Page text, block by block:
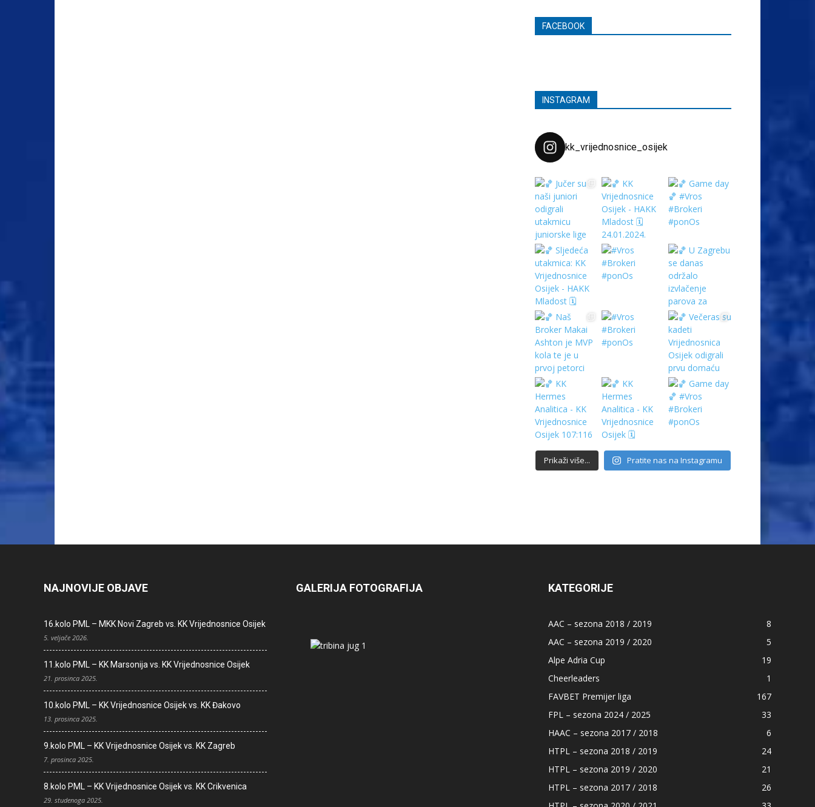
FACEBOOK
INSTAGRAM
kk_vrijednosnice_osijek
Prikaži više... Pratite nas na Instagramu
NAJNOVIJE OBJAVE
16.kolo PML – MKK Novi Zagreb vs. KK Vrijednosnice Osijek
5. veljače 2026.
11.kolo PML – KK Marsonija vs. KK Vrijednosnice Osijek
21. prosinca 2025.
10.kolo PML – KK Vrijednosnice Osijek vs. KK Đakovo
13. prosinca 2025.
9.kolo PML – KK Vrijednosnice Osijek vs. KK Zagreb
7. prosinca 2025.
8.kolo PML – KK Vrijednosnice Osijek vs. KK Crikvenica
29. studenoga 2025.
GALERIJA FOTOGRAFIJA KATEGORIJE
AAC – sezona 2018 / 2019
8
AAC – sezona 2019 / 2020
5
Alpe Adria Cup
19
Cheerleaders
1
FAVBET Premijer liga
167
FPL – sezona 2024 / 2025
33
HAAC – sezona 2017 / 2018
6
HTPL – sezona 2018 / 2019
24
HTPL – sezona 2019 / 2020
21
HTPL – sezona 2017 / 2018
26